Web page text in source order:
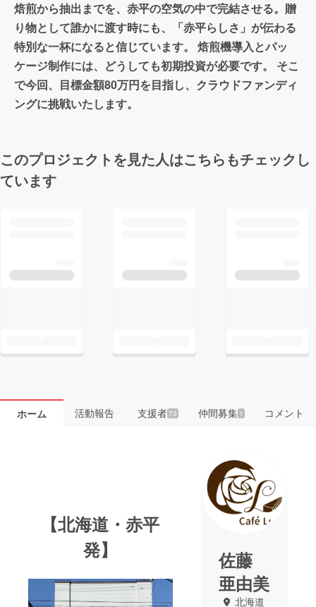
焙煎から抽出までを、赤平の空気の中で完結させる。贈
り物として誰かに渡す時にも、「赤平らしさ」が伝わる
特別な一杯になると信じています。 焙煎機導入とパッ
ケージ制作には、どうしても初期投資が必要です。 そこ
で今回、目標金額80万円を目指し、クラウドファンディ
ングに挑戦いたします。
このプロジェクトを見た人はこちらもチェックし
ています
ホーム 活動報告 支援者73 仲間募集 1 コメント
【北海道・赤平
発】
佐藤
亜由美
北海道